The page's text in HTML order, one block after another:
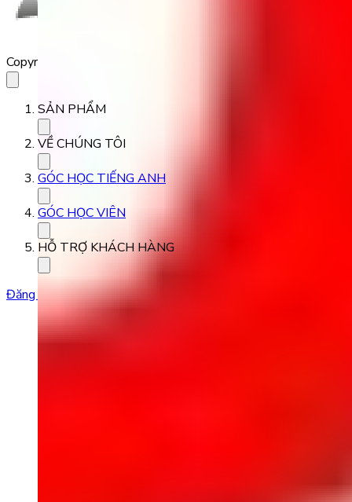
Copyright 2023 Babilala Class
SẢN PHẨM
VỀ CHÚNG TÔI
GÓC HỌC TIẾNG ANH
GÓC HỌC VIÊN
HỖ TRỢ KHÁCH HÀNG
Đăng ký học